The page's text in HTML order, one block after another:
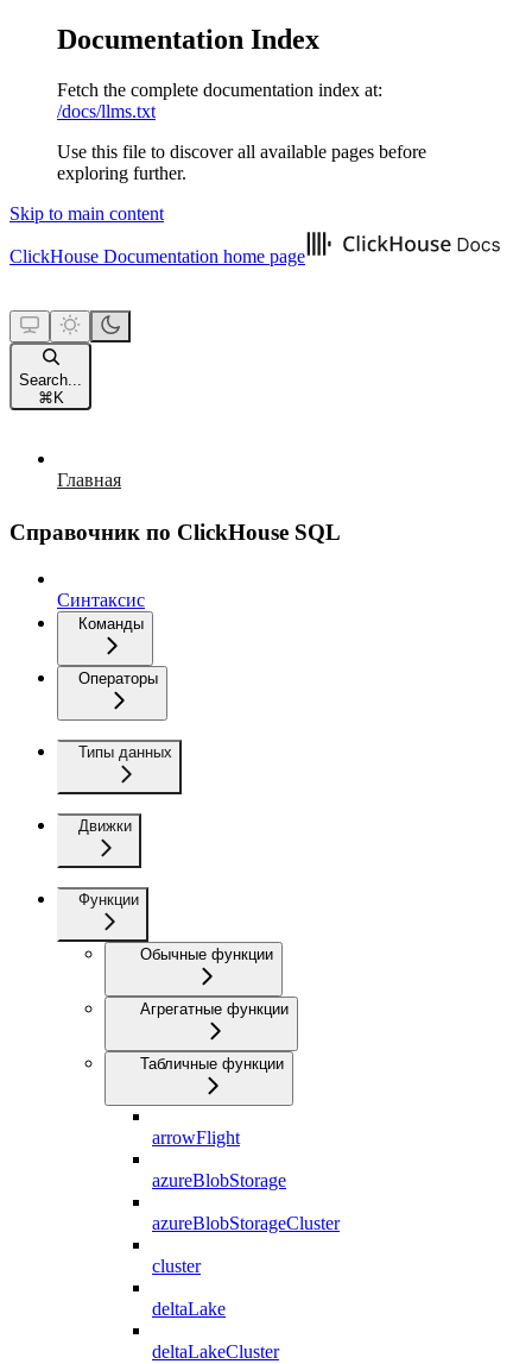
Documentation Index
Fetch the complete documentation index at:
/docs/llms.txt
Use this file to discover all available pages before
exploring further.
Skip to main content
ClickHouse Documentation home page
Search...
⌘ K
Главная
Справочник по ClickHouse SQL
Синтаксис
Команды
Операторы
Типы данных
Движки
Функции
Обычные функции
Агрегатные функции
Табличные функции
arrowFlight
azureBlobStorage
azureBlobStorageCluster
cluster
deltaLake
deltaLakeCluster